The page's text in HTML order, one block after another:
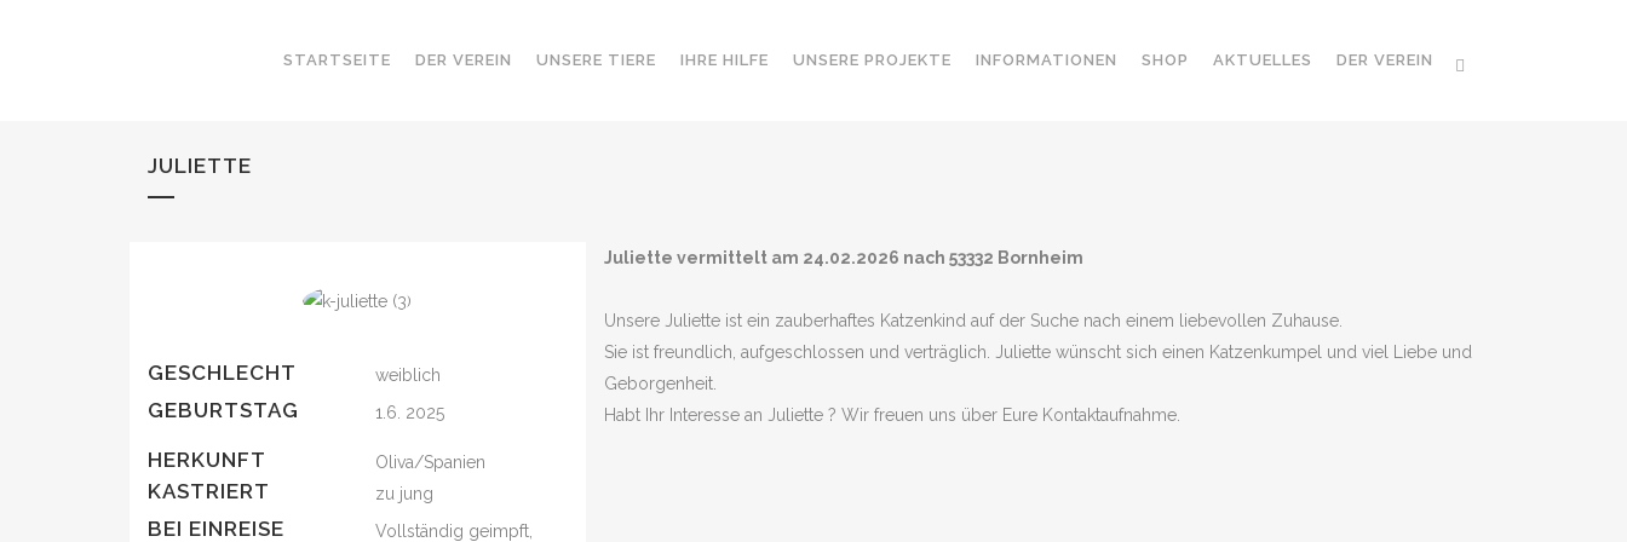
STARTSEITE DER VEREIN UNSERE TIERE IHRE HILFE UNSERE PROJEKTE INFORMATIONEN SHOP AKTUELLES DER VEREIN
JULIETTE
GESCHLECHT weiblich
GEBURTSTAG 1.6. 2025
HERKUNFT Oliva/Spanien
KASTRIERT zu jung
BEI EINREISE Vollständig geimpft,
Juliette vermittelt am 24.02.2026 nach 53332 Bornheim
Unsere Juliette ist ein zauberhaftes Katzenkind auf der Suche nach einem liebevollen Zuhause.
Sie ist freundlich, aufgeschlossen und verträglich. Juliette wünscht sich einen Katzenkumpel und viel Liebe und
Geborgenheit.
Habt Ihr Interesse an Juliette ? Wir freuen uns über Eure Kontaktaufnahme.